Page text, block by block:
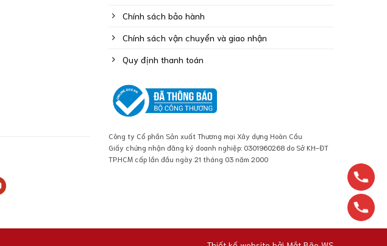
Chính sách bảo hành
Chính sách vận chuyển và giao nhận
Quy định thanh toán
Công ty Cổ phần Sản xuất Thương mại Xây dựng Hoàn Cầu
Giấy chứng nhận đăng ký doanh nghiệp: 0301960268 do Sở KH-ĐT
TP.HCM cấp lần đầu ngày 21 tháng 03 năm 2000